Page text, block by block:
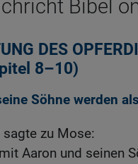
Bibel
DES
8–10)
Söhne werden
sagte zu Mose:
Aaron und seinen